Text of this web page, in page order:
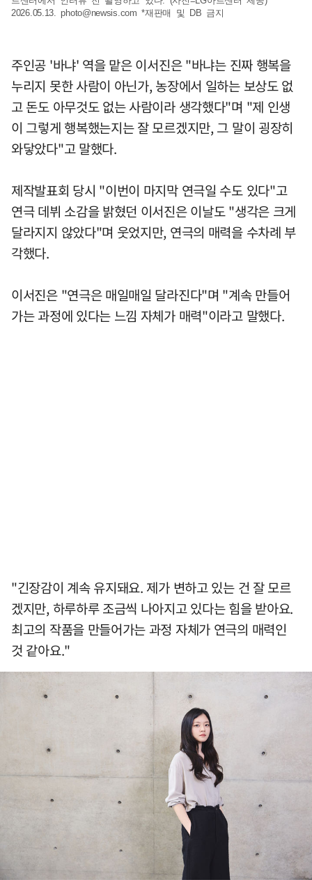
2026.05.13.photo@newsis.com *재판매 및 DB 금지
주인공 '바냐' 역을 맡은 이서진은 "바냐는 진짜 행복을
누리지 못한 사람이 아닌가, 농장에서 일하는 보상도 없
고 돈도 아무것도 없는 사람이라 생각했다"며 "제 인생
이 그렇게 행복했는지는 잘 모르겠지만, 그 말이 굉장히
와닿았다"고 말했다.
제작발표회 당시 "이번이 마지막 연극일 수도 있다"고
연극 데뷔 소감을 밝혔던 이서진은 이날도 "생각은 크게
달라지지 않았다"며 웃었지만, 연극의 매력을 수차례 부
각했다.
이서진은 "연극은 매일매일 달라진다"며 "계속 만들어
가는 과정에 있다는 느낌 자체가 매력"이라고 말했다.
"긴장감이 계속 유지돼요. 제가 변하고 있는 건 잘 모르
겠지만, 하루하루 조금씩 나아지고 있다는 힘을 받아요.
최고의 작품을 만들어가는 과정 자체가 연극의 매력인
것 같아요."